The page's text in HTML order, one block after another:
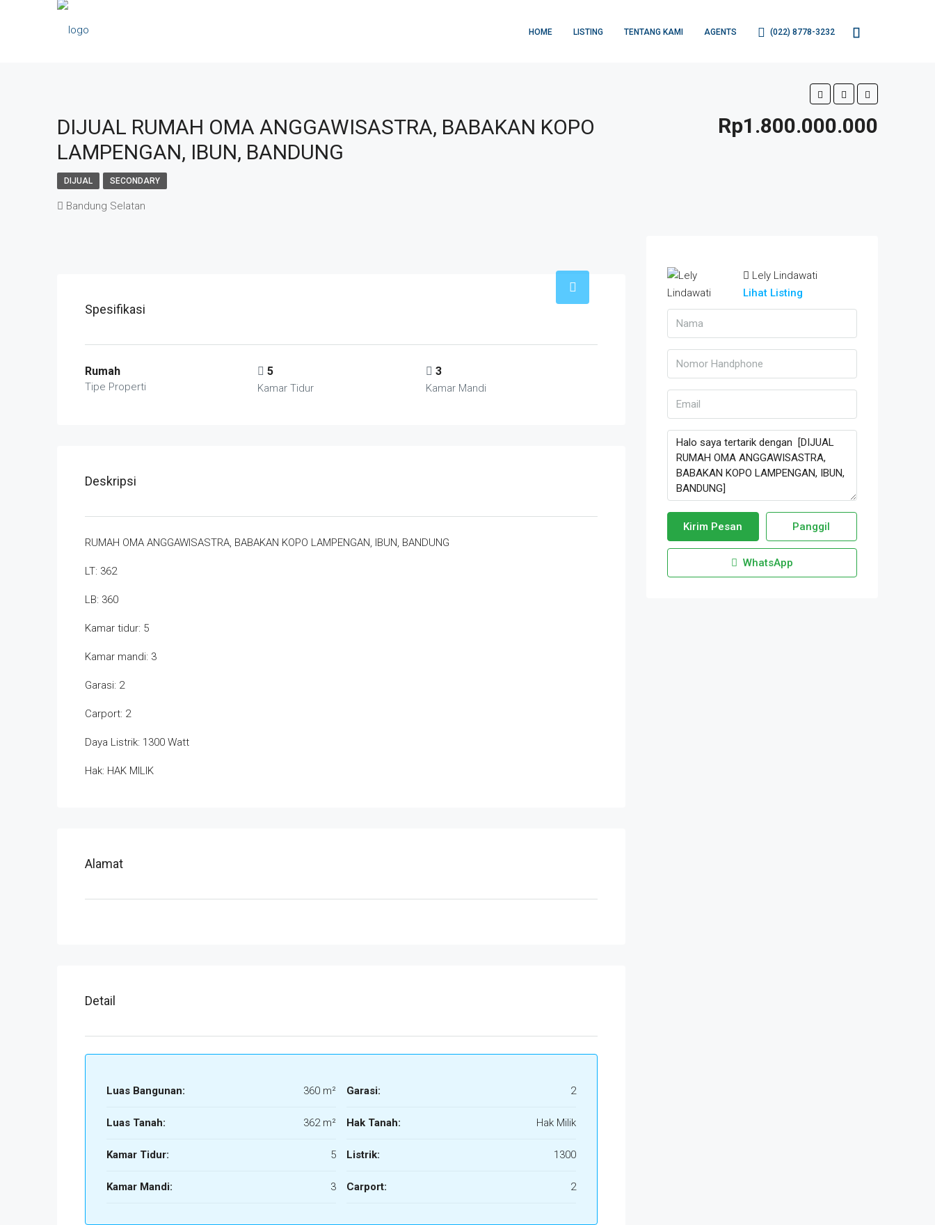
HOME LISTING TENTANG KAMI AGENTS (022) 8778-3232
DIJUAL RUMAH OMA ANGGAWISASTRA, BABAKAN KOPO
LAMPENGAN, IBUN, BANDUNG
Rp1.800.000.000
DIJUAL SECONDARY
Bandung Selatan
Spesifikasi
Rumah
Tipe Properti
5
Kamar Tidur
3
Kamar Mandi
Deskripsi
RUMAH OMA ANGGAWISASTRA, BABAKAN KOPO LAMPENGAN, IBUN, BANDUNG
LT: 362
LB: 360
Kamar tidur: 5
Kamar mandi: 3
Garasi: 2
Carport: 2
Daya Listrik: 1300 Watt
Hak: HAK MILIK
Alamat
Detail
Luas Bangunan: 360 m²
Luas Tanah: 362 m²
Kamar Tidur: 5
Kamar Mandi: 3
Garasi: 2
Hak Tanah: Hak Milik
Listrik: 1300
Carport: 2
Lely Lindawati
Lihat Listing
Kirim Pesan Panggil
WhatsApp